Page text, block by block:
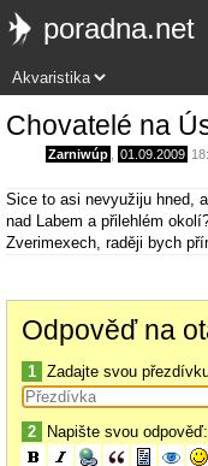
poradna.net
Chovatelé na
Zarniwúp 01.09.2009
Sice to asi nevyužiju hned,
nad Labem a přilehlém
Zverimexech, raději bych
Odpověď na
1 Zadajte svou
2 Napište svou odpověď: